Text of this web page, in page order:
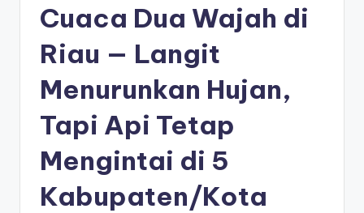
Cuaca Dua Wajah di
Riau — Langit
Menurunkan Hujan,
Tapi Api Tetap
Mengintai di 5
Kabupaten/Kota